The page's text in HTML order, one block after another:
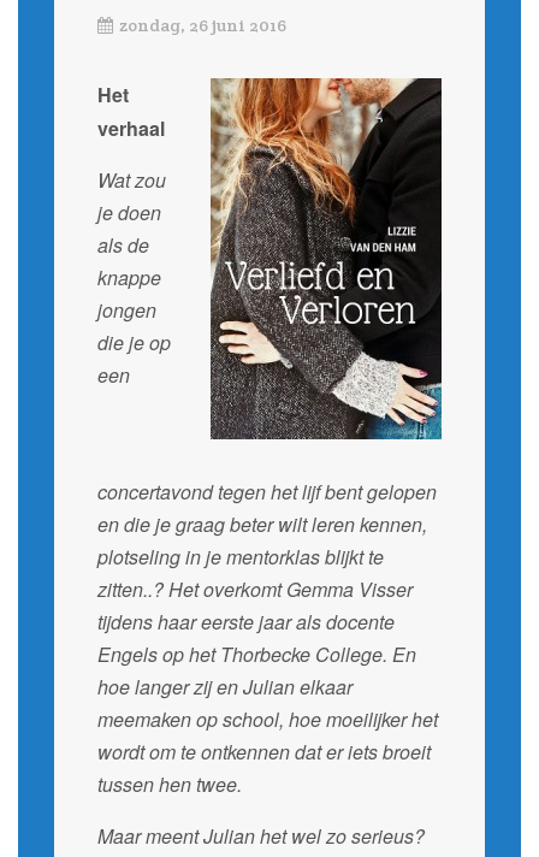
zondag, 26 juni 2016
Het
verhaal
Wat zou
je doen
als de
knappe
jongen
die je op
een
concertavond tegen het lijf bent gelopen
en die je graag beter wilt leren kennen,
plotseling in je mentorklas blijkt te
zitten..? Het overkomt Gemma Visser
tijdens haar eerste jaar als docente
Engels op het Thorbecke College. En
hoe langer zij en Julian elkaar
meemaken op school, hoe moeilijker het
wordt om te ontkennen dat er iets broeit
tussen hen twee.
Maar meent Julian het wel zo serieus?